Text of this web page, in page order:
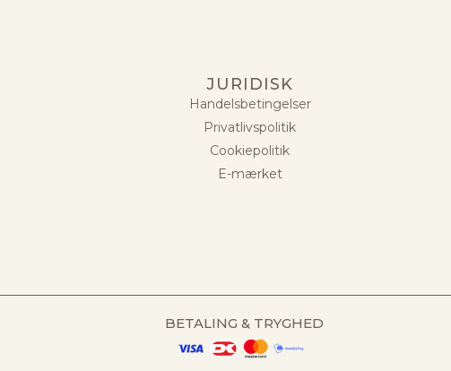
JURIDISK
Handelsbetingelser
Privatlivspolitik
Cookiepolitik
E-mærket
BETALING & TRYGHED